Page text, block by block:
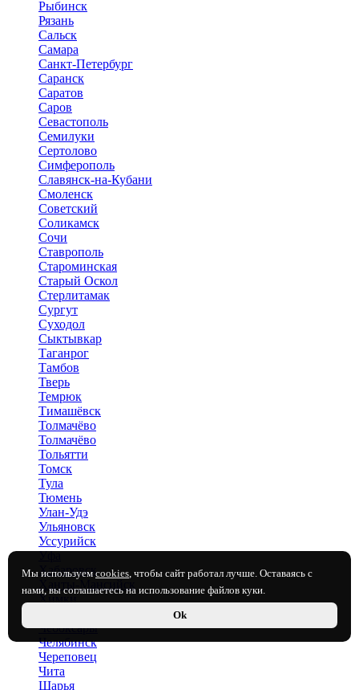
Мы используем cookies, чтобы сайт работал лучше. Оставаясь с
нами, вы соглашаетесь на использование файлов куки.
Ok
Рыбинск
Рязань
Сальск
Самара
Санкт-Петербург
Саранск
Саратов
Саров
Севастополь
Семилуки
Сертолово
Симферополь
Славянск-на-Кубани
Смоленск
Советский
Соликамск
Сочи
Ставрополь
Староминская
Старый Оскол
Стерлитамак
Сургут
Суходол
Сыктывкар
Таганрог
Тамбов
Тверь
Темрюк
Тимашёвск
Толмачёво
Толмачёво
Тольятти
Томск
Тула
Тюмень
Улан-Удэ
Ульяновск
Уссурийск
Уфа
Хабаровск
Химки
Чебоксары
Челябинск
Череповец
Чита
Шарья